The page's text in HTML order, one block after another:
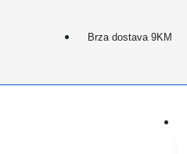
Brza dostava 9KM